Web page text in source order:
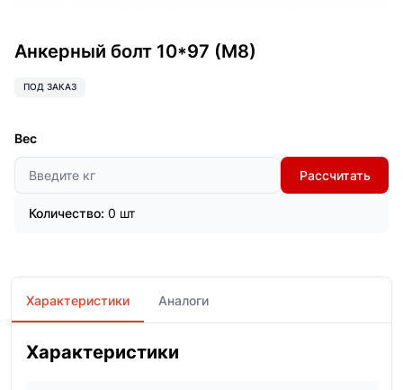
Анкерный болт 10*97 (М8)
ПОД ЗАКАЗ
Вес
Рассчитать
Количество: 0 шт
Характеристики Аналоги
Характеристики